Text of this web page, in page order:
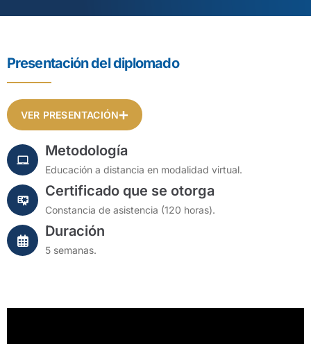
Presentación del diplomado
VER PRESENTACIÓN
Metodología
Educación a distancia en modalidad virtual.
Certificado que se otorga
Constancia de asistencia (120 horas).
Duración
5 semanas.